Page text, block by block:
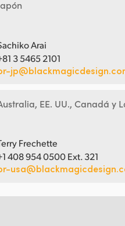
Arai
3 5465 2101
EE. UU., Canadá y
Frechette
408 954 0500 Ext. 321